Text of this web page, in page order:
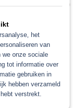
(0)
tip potjes 60 stuks
België en Duitsland
het
van
we onze sociale
tot informatie over
gebruiken in
hebben verzameld
verstrekt.